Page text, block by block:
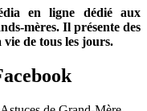
en ligne dédié aux
mères. Il présente des
vie de tous les jours.